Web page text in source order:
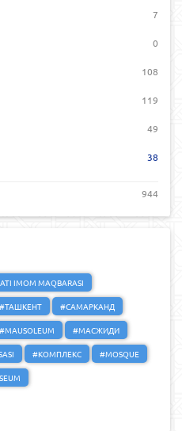
7
0
108
119
49
38
944
IMOM MAQBARASI
#ТАШКЕНТ
#САМАРКАНД
#MAUSOLEUM
#МАСЖИДИ
#КОМПЛЕКС
#MOSQUE